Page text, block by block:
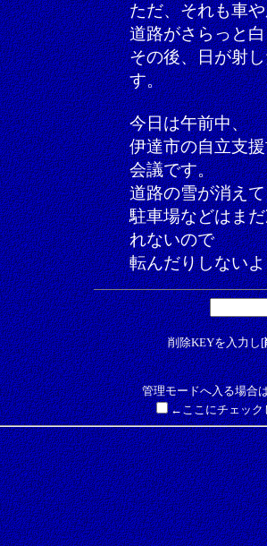
ただ、それも車
道路がさらっと
その後、日が射
す。
今日は午前中、
伊達市の自立支
会議です。
道路の雪が消え
駐車場などはま
れないので
転んだりしない
削除KEYを入力し[
管理モードへ入る場合
←ここにチェック